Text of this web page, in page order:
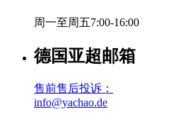
周一至周五7:00-16:00
德国亚超邮箱
售前售后投诉：
info@yachao.de